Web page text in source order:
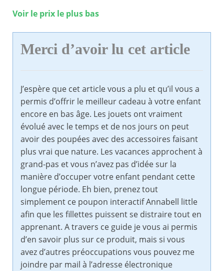
Voir le prix le plus bas
Merci d’avoir lu cet article
J’espère que cet article vous a plu et qu’il vous a
permis d’offrir le meilleur cadeau à votre enfant
encore en bas âge. Les jouets ont vraiment
évolué avec le temps et de nos jours on peut
avoir des poupées avec des accessoires faisant
plus vrai que nature. Les vacances approchent à
grand-pas et vous n’avez pas d’idée sur la
manière d’occuper votre enfant pendant cette
longue période. Eh bien, prenez tout
simplement ce poupon interactif Annabell little
afin que les fillettes puissent se distraire tout en
apprenant. A travers ce guide je vous ai permis
d’en savoir plus sur ce produit, mais si vous
avez d’autres préoccupations vous pouvez me
joindre par mail à l’adresse électronique